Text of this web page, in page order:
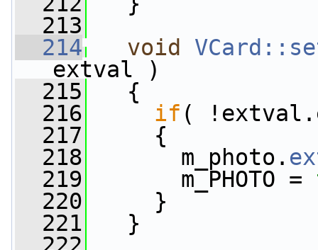
  213
  214
void
extval )
  215
{
  216
if (
  217
{
  218
m_photo.
  219
m_PHOTO =
  220
}
  221
}